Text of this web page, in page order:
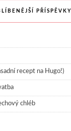
PŘÍSPĚVKY
recept na Hugo!)
chléb